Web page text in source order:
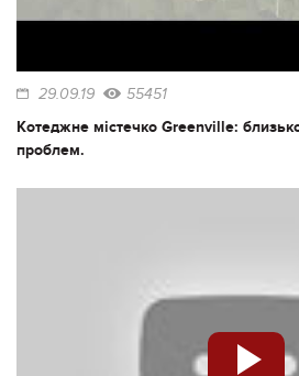
29.09.19 55451
Котеджне містечко Greenville:
проблем.